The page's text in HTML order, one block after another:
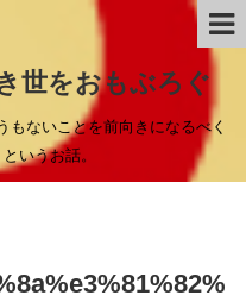
世をおもぶろぐ
もないことを前向きになるべく
いうお話。